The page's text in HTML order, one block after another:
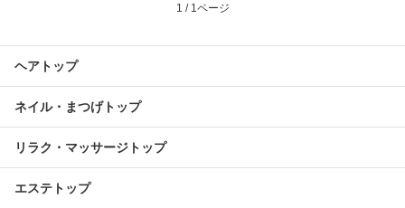
1 / 1ページ
ヘアトップ
ネイル・まつげトップ
リラク・マッサージトップ
エステトップ